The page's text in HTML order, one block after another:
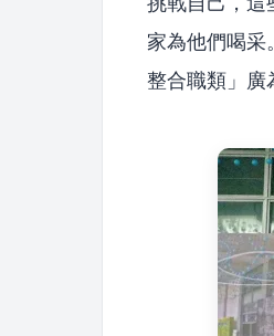
家為他們喝采
整合職類」廣